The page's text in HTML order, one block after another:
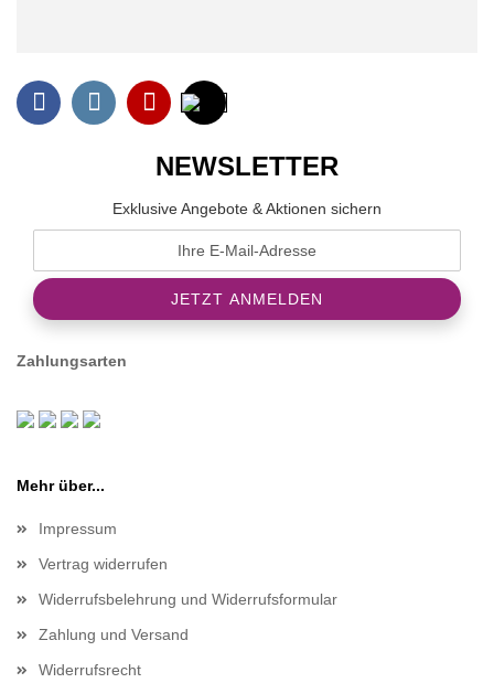
NEWSLETTER
Exklusive Angebote & Aktionen sichern
Zahlungsarten
Mehr über...
Impressum
Vertrag widerrufen
Widerrufsbelehrung und Widerrufsformular
Zahlung und Versand
Widerrufsrecht